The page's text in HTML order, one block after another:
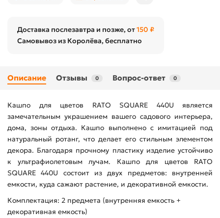
Доставка послезавтра и позже, от150 ₽
Самовывоз из Королёва, бесплатно
Описание Отзывы 0 Вопрос-ответ 0
Кашпо для цветов RATO SQUARE 440U является
замечательным украшением вашего садового интерьера,
дома, зоны отдыха. Кашпо выполнено с имитацией под
натуральный ротанг, что делает его стильным элементом
декора. Благодаря прочному пластику изделие устойчиво
к ультрафиолетовым лучам. Кашпо для цветов RATO
SQUARE 440U состоит из двух предметов: внутренней
емкости, куда сажают растение, и декоративной емкости.
Комплектация: 2 предмета (внутренняя емкость +
декоративная емкость)